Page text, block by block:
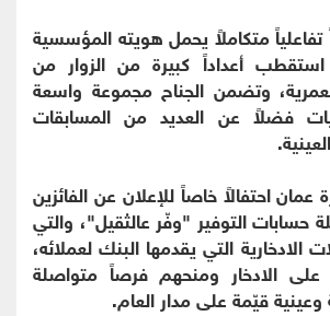
تفاعلياً متكاملاً يحمل هويته المؤسسية
استقطب أعداداً كبيرة من الزوار من
وتضمن الجناح مجموعة واسعة
فضلاً عن العديد من المسابقات
احتفالاً خاصاً للإعلان عن الفائزين
حسابات التوفير "وفّر عالثقيل"، والتي
الادخارية التي يقدمها البنك لعملائه،
الادخار ومنحهم فرصاً متواصلة
وعينية قيّمة على مدار العام.